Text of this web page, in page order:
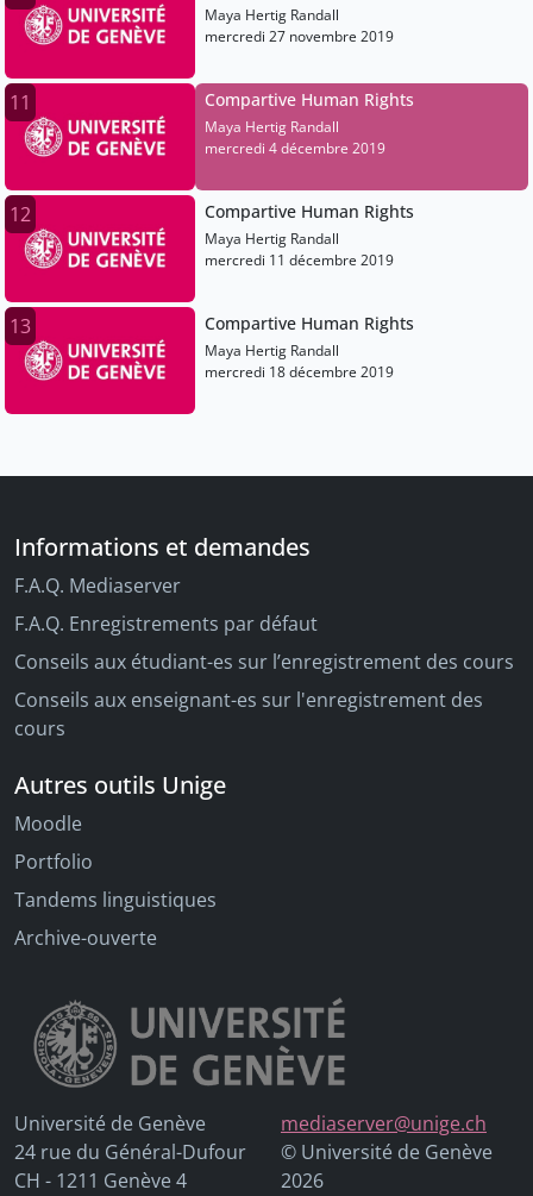
Maya Hertig Randall
mercredi 27 novembre 2019
11 Compartive Human Rights
Maya Hertig Randall
mercredi 4 décembre 2019
12 Compartive Human Rights
Maya Hertig Randall
mercredi 11 décembre 2019
13 Compartive Human Rights
Maya Hertig Randall
mercredi 18 décembre 2019
Informations et demandes
F.A.Q. Mediaserver
F.A.Q. Enregistrements par défaut
Conseils aux étudiant-es sur l’enregistrement des cours
Conseils aux enseignant-es sur l'enregistrement des
cours
Autres outils Unige
Moodle
Portfolio
Tandems linguistiques
Archive-ouverte
Université de Genève
24 rue du Général-Dufour
CH - 1211 Genève 4
mediaserver@unige.ch
© Université de Genève
2026